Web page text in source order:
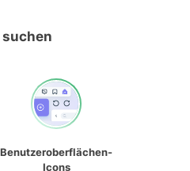
Benutzeroberflächen-
Icons